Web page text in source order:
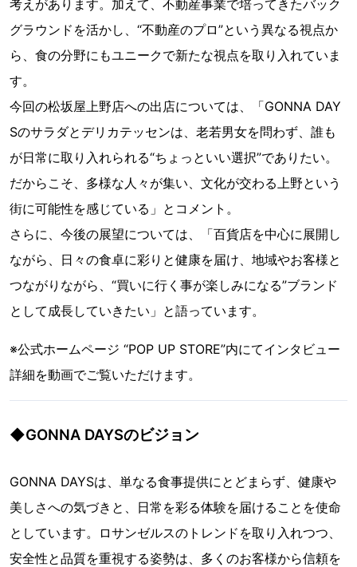
考えがあります。加えて、不動産事業で培ってきたバック
グラウンドを活かし、“不動産のプロ”という異なる視点か
ら、食の分野にもユニークで新たな視点を取り入れていま
す。
今回の松坂屋上野店への出店については、「GONNA DAY
Sのサラダとデリカテッセンは、老若男女を問わず、誰も
が日常に取り入れられる“ちょっといい選択”でありたい。
だからこそ、多様な人々が集い、文化が交わる上野という
街に可能性を感じている」とコメント。
さらに、今後の展望については、「百貨店を中心に展開し
ながら、日々の食卓に彩りと健康を届け、地域やお客様と
つながりながら、“買いに行く事が楽しみになる”ブランド
として成長していきたい」と語っています。
※公式ホームページ “POP UP STORE”内にてインタビュー
詳細を動画でご覧いただけます。
◆GONNA DAYSのビジョン
GONNA DAYSは、単なる食事提供にとどまらず、健康や
美しさへの気づきと、日常を彩る体験を届けることを使命
としています。ロサンゼルスのトレンドを取り入れつつ、
安全性と品質を重視する姿勢は、多くのお客様から信頼を